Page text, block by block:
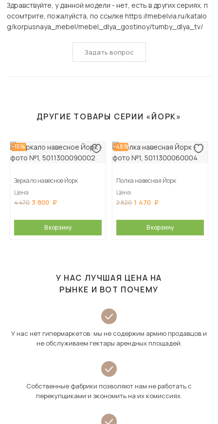
Здравствуйте, у данной модели - нет, есть в других сериях, п
осомтрите, пожалуйста, по ссылке https://mebelvia.ru/katalo
g/korpusnaya_mebel/mebel_dlya_gostinoy/tumby_dlya_tv/
Задать вопрос
ДРУГИЕ ТОВАРЫ СЕРИИ «ЙОРК»
-15%
Зеркало навесное Йорк
Цена
4 470 3 800
В корзину
-48%
Полка навесная Йорк
Цена
2 820 1 470
В корзину
У НАС ЛУЧШАЯ ЦЕНА НА
РЫНКЕ И ВОТ ПОЧЕМУ
У нас нет гипермаркетов: мы не содержим армию продавцов и
не обслуживаем гектары арендных площадей.
Собственные фабрики позволяют нам не работать с
перекупщиками и экономить на их комиссиях.